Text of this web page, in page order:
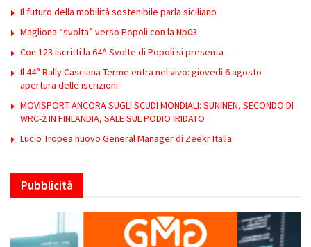
Il futuro della mobilità sostenibile parla siciliano
Magliona “svolta” verso Popoli con la Np03
Con 123 iscritti la 64^ Svolte di Popoli si presenta
Il 44° Rally Casciana Terme entra nel vivo: giovedì 6 agosto
apertura delle iscrizioni
MOVISPORT ANCORA SUGLI SCUDI MONDIALI: SUNINEN, SECONDO DI
WRC-2 IN FINLANDIA, SALE SUL PODIO IRIDATO
Lucio Tropea nuovo General Manager di Zeekr Italia
Pubblicità